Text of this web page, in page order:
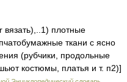
плотные
ткани с ясно
(рубчики, продольные
костюмы, платья и т. п2)]